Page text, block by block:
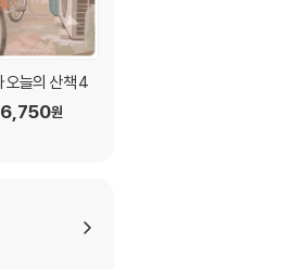
오늘의 산책 4
6,750원